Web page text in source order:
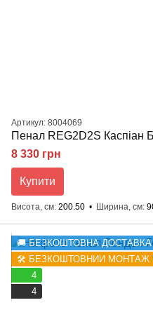
Артикул: 8004069
Пенал REG2D2S
8 330 грн
Купити
Висота, см 200.50 Ширина, см
🚚 БЕЗКОШТОВНА ДОСТАВКА
🛠️ БЕЗКОШТОВНИЙ МОНТАЖ
4
4